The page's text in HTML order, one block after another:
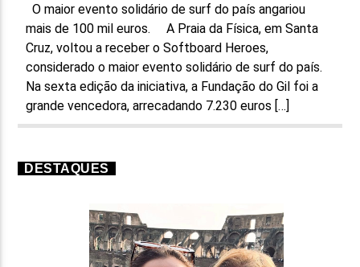
O maior evento solidário de surf do país angariou
mais de 100 mil euros. A Praia da Física, em Santa
Cruz, voltou a receber o Softboard Heroes,
considerado o maior evento solidário de surf do país.
Na sexta edição da iniciativa, a Fundação do Gil foi a
grande vencedora, arrecadando 7.230 euros […]
DESTAQUES